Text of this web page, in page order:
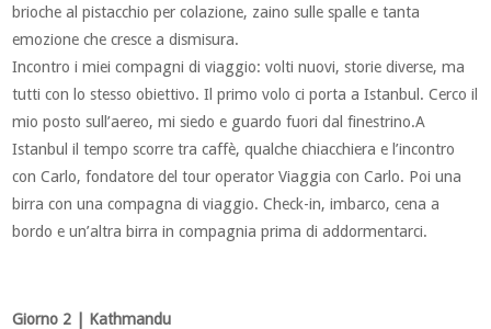
brioche al pistacchio per colazione, zaino sulle spalle e tanta
emozione che cresce a dismisura.
Incontro i miei compagni di viaggio: volti nuovi, storie diverse, ma
tutti con lo stesso obiettivo. Il primo volo ci porta a Istanbul. Cerco il
mio posto sull’aereo, mi siedo e guardo fuori dal finestrino.A
Istanbul il tempo scorre tra caffè, qualche chiacchiera e l’incontro
con Carlo, fondatore del tour operator Viaggia con Carlo. Poi una
birra con una compagna di viaggio. Check-in, imbarco, cena a
bordo e un’altra birra in compagnia prima di addormentarci.
Giorno 2 | Kathmandu